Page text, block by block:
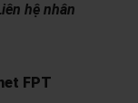
hệ nhân
FPT